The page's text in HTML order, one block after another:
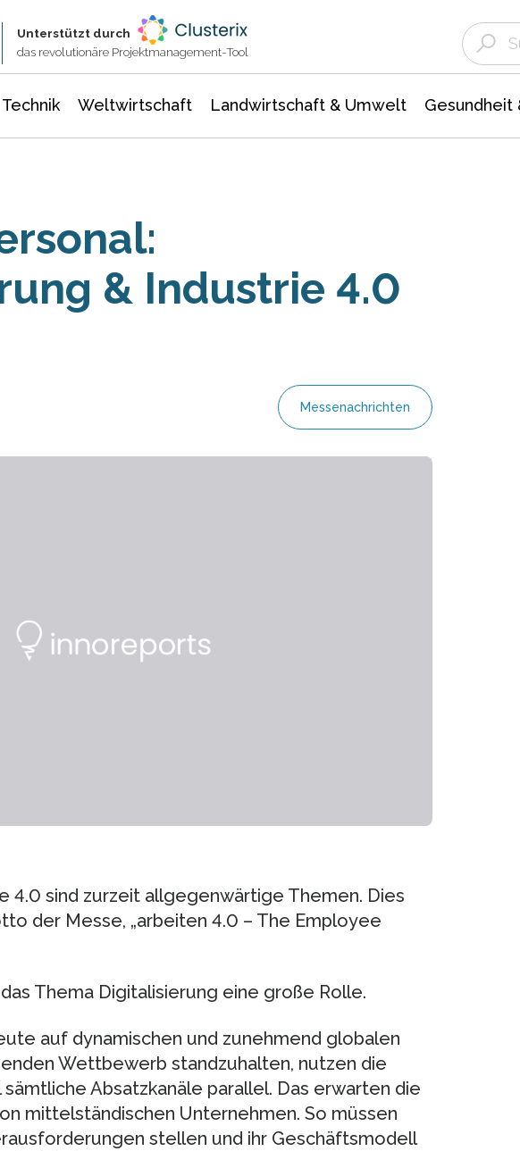
Unterstützt durch
das revolutionäre Projektmanagement-Tool
Technik Weltwirtschaft Landwirtschaft & Umwelt Gesundheit
& Industrie 4.0
Messenachrichten
4.0 sind zurzeit allgegenwärtige Themen. Dies
der Messe, „arbeiten 4.0 – The Employee
Thema Digitalisierung eine große Rolle.
auf dynamischen und zunehmend globalen
Wettbewerb standzuhalten, nutzen die
Absatzkanäle parallel. Das erwarten die
mittelständischen Unternehmen. So müssen
stellen und ihr Geschäftsmodell